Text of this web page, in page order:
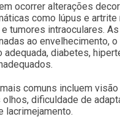
ocorrer alterações
como lúpus e artrite
tumores intraoculares.
ao envelhecimento,
adequada, diabetes,
comuns incluem visão
dificuldade de
lacrimejamento.